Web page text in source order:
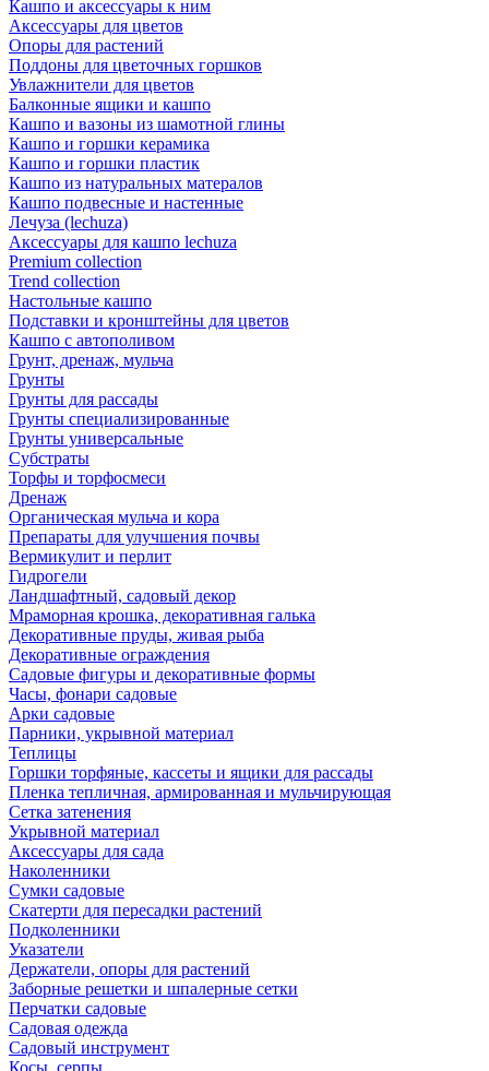
Кашпо и аксессуары к ним
Аксессуары для цветов
Опоры для растений
Поддоны для цветочных горшков
Увлажнители для цветов
Балконные ящики и кашпо
Кашпо и вазоны из шамотной глины
Кашпо и горшки керамика
Кашпо и горшки пластик
Кашпо из натуральных матералов
Кашпо подвесные и настенные
Лечуза (lechuza)
Аксессуары для кашпо lechuza
Premium collection
Trend collection
Настольные кашпо
Подставки и кронштейны для цветов
Кашпо с автополивом
Грунт, дренаж, мульча
Грунты
Грунты для рассады
Грунты специализированные
Грунты универсальные
Субстраты
Торфы и торфосмеси
Дренаж
Органическая мульча и кора
Препараты для улучшения почвы
Вермикулит и перлит
Гидрогели
Ландшафтный, садовый декор
Мраморная крошка, декоративная галька
Декоративные пруды, живая рыба
Декоративные ограждения
Садовые фигуры и декоративные формы
Часы, фонари садовые
Арки садовые
Парники, укрывной материал
Теплицы
Горшки торфяные, кассеты и ящики для рассады
Пленка тепличная, армированная и мульчирующая
Сетка затенения
Укрывной материал
Аксессуары для сада
Наколенники
Сумки садовые
Скатерти для пересадки растений
Подколенники
Указатели
Держатели, опоры для растений
Заборные решетки и шпалерные сетки
Перчатки садовые
Садовая одежда
Садовый инструмент
Косы, серпы